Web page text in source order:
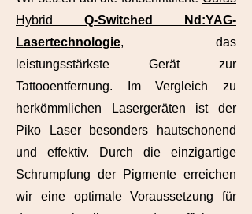
Hybrid Q-Switched Nd:YAG-
Lasertechnologie, das
leistungsstärkste Gerät zur
Tattooentfernung. Im Vergleich zu
herkömmlichen Lasergeräten ist der
Piko Laser besonders hautschonend
und effektiv. Durch die einzigartige
Schrumpfung der Pigmente erreichen
wir eine optimale Voraussetzung für